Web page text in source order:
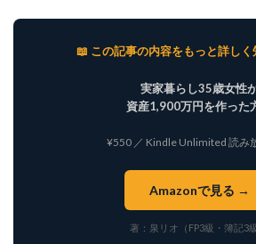
📖 この記事の内容をもっと詳し
実家暮らし35歳女性
資産1,900万円を作った
¥550 ／ Kindle Unlimited 読み
Amazonで見る →
著：泉リオ（FP3級・簿記3級